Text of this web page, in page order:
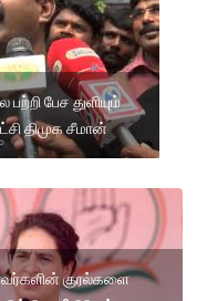
பேச துளியும்
திமுக சீமான்
குரல்களை